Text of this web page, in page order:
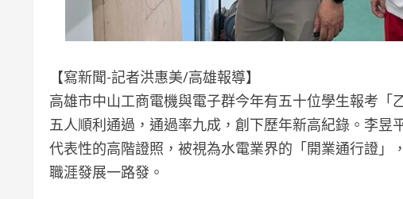
【寫新聞-記者洪惠美/高雄報導】
高雄市中山工商電機與電子群今年有五十位學生報考
五人順利通過，通過率九成，創下歷年新高紀錄。李
代表性的高階證照，被視為水電業界的「開業通行證」
職涯發展一路發。